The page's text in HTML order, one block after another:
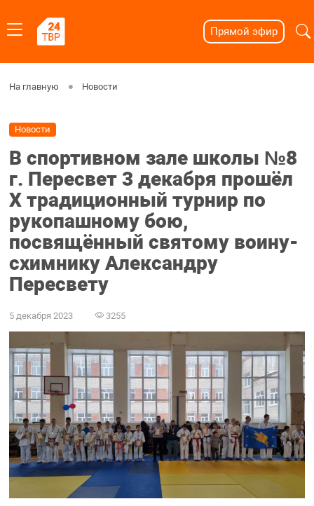
Прямой эфир
На главную Новости
Новости
В спортивном зале школы №8
г. Пересвет 3 декабря прошёл
X традиционный турнир по
рукопашному бою,
посвящённый святому воину-
схимнику Александру
Пересвету
5 декабря 2023 3255